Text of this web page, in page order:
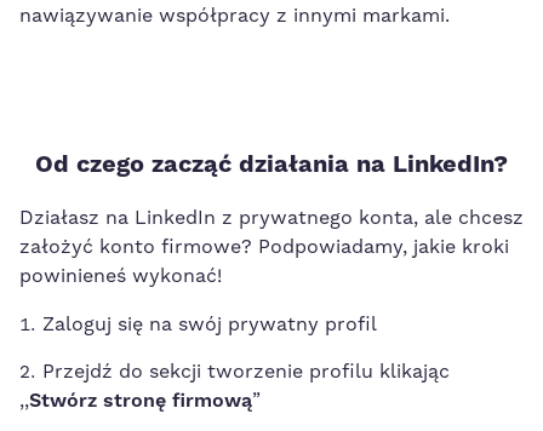
nawiązywanie współpracy z innymi markami.
Od czego zacząć działania na LinkedIn?
Działasz na LinkedIn z prywatnego konta, ale chcesz
założyć konto firmowe? Podpowiadamy, jakie kroki
powinieneś wykonać!
Zaloguj się na swój prywatny profil
Przejdź do sekcji tworzenie profilu klikając
,,Stwórz stronę firmową”